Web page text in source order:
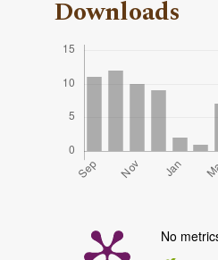
Downloads
No